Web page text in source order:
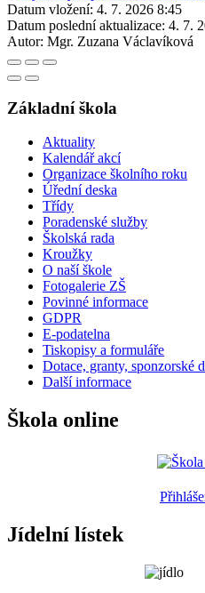
Datum vložení: 4. 7. 2026 8:45
Datum poslední aktualizace: 4. 7.
Autor: Mgr. Zuzana Václavíková
Základní škola
Aktuality
Kalendář akcí
Organizace školního roku
Úřední deska
Třídy
Poradenské služby
Školská rada
Kroužky
O naší škole
Fotogalerie ZŠ
Povinné informace
GDPR
E-podatelna
Tiskopisy a formuláře
Dotace, granty, sponzorské
Další informace
Škola online
Jídelní lístek